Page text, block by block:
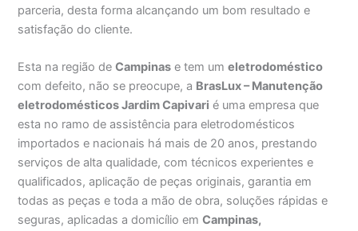
parceria, desta forma alcançando um bom resultado e
satisfação do cliente.
Esta na região deCampinas e tem umeletrodoméstico
com defeito, não se preocupe, a BrasLux – Manutenção
eletrodomésticos Jardim Capivari é uma empresa que
esta no ramo de assistência para eletrodomésticos
importados e nacionais há mais de 20 anos, prestando
serviços de alta qualidade, com técnicos experientes e
qualificados, aplicação de peças originais, garantia em
todas as peças e toda a mão de obra, soluções rápidas e
seguras, aplicadas a domicílio emCampinas,